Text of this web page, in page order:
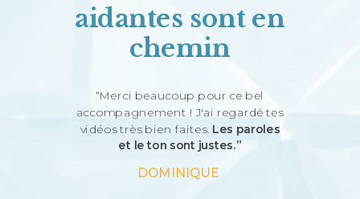
“Merci beaucoup pour ce bel
accompagnement ! J'ai regardé tes
vidéos très bien faites. Les paroles
et le ton sont justes.”
DOMINIQUE
aidantes sont en
chemin